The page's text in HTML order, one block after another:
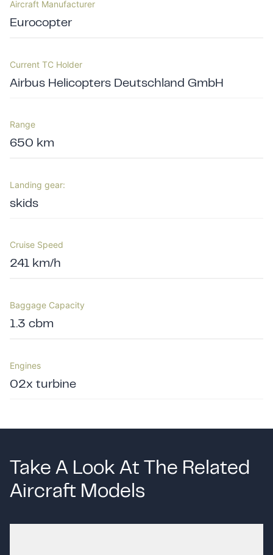
Aircraft Manufacturer
Eurocopter
Current TC Holder
Airbus Helicopters Deutschland GmbH
Range
650 km
Landing gear:
skids
Cruise Speed
241 km/h
Baggage Capacity
1.3 cbm
Engines
02x turbine
Take A Look At The Related
Aircraft Models